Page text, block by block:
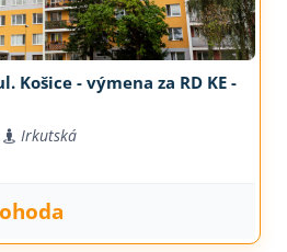
Košice - výmena za RD KE -
Irkutská